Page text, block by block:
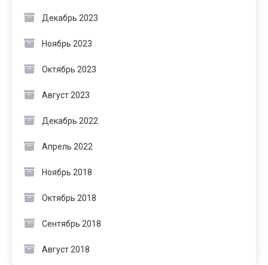
Декабрь 2023
Ноябрь 2023
Октябрь 2023
Август 2023
Декабрь 2022
Апрель 2022
Ноябрь 2018
Октябрь 2018
Сентябрь 2018
Август 2018